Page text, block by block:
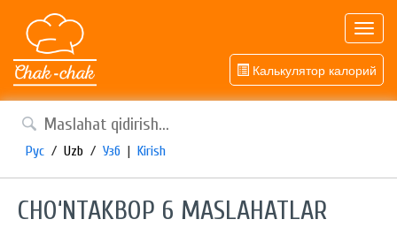
Калькулятор калорий
Рус / Uzb / Узб | Kirish
CHO‘NTAKBOP 6 MASLAHATLAR